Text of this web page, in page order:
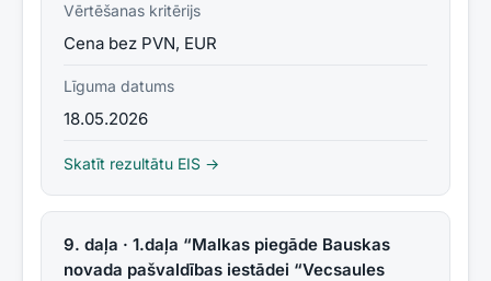
Vērtēšanas kritērijs
Cena bez PVN, EUR
Līguma datums
18.05.2026
Skatīt rezultātu EIS →
9. daļa · 1.daļa “Malkas piegāde Bauskas
novada pašvaldības iestādei “Vecsaules